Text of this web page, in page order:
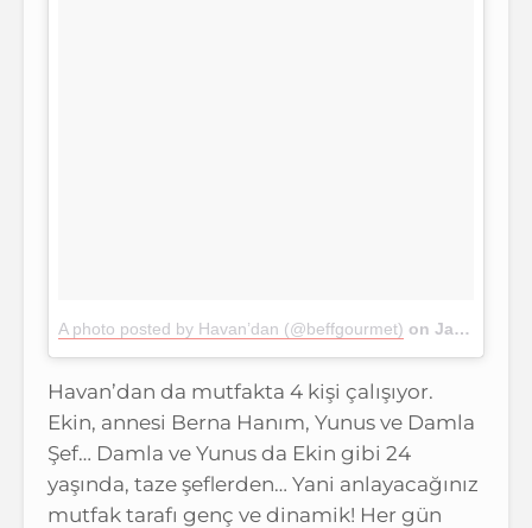
A photo posted by Havan’dan (@beffgourmet) on Jan 5, 2017 at 2:12am PST
Havan’dan da mutfakta 4 kişi çalışıyor.
Ekin, annesi Berna Hanım, Yunus ve Damla
Şef… Damla ve Yunus da Ekin gibi 24
yaşında, taze şeflerden… Yani anlayacağınız
mutfak tarafı genç ve dinamik! Her gün